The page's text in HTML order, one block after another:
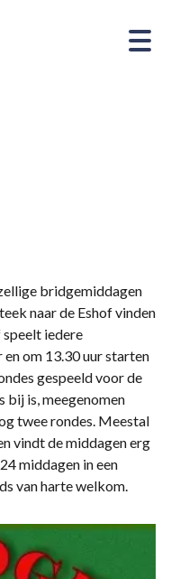
bridgemiddagen
naar de Eshof vinden
iedere
om 13.30 uur starten
gespeeld voor de
bij is, meegenomen
twee rondes. Meestal
vindt de middagen erg
middagen in een
van harte welkom.